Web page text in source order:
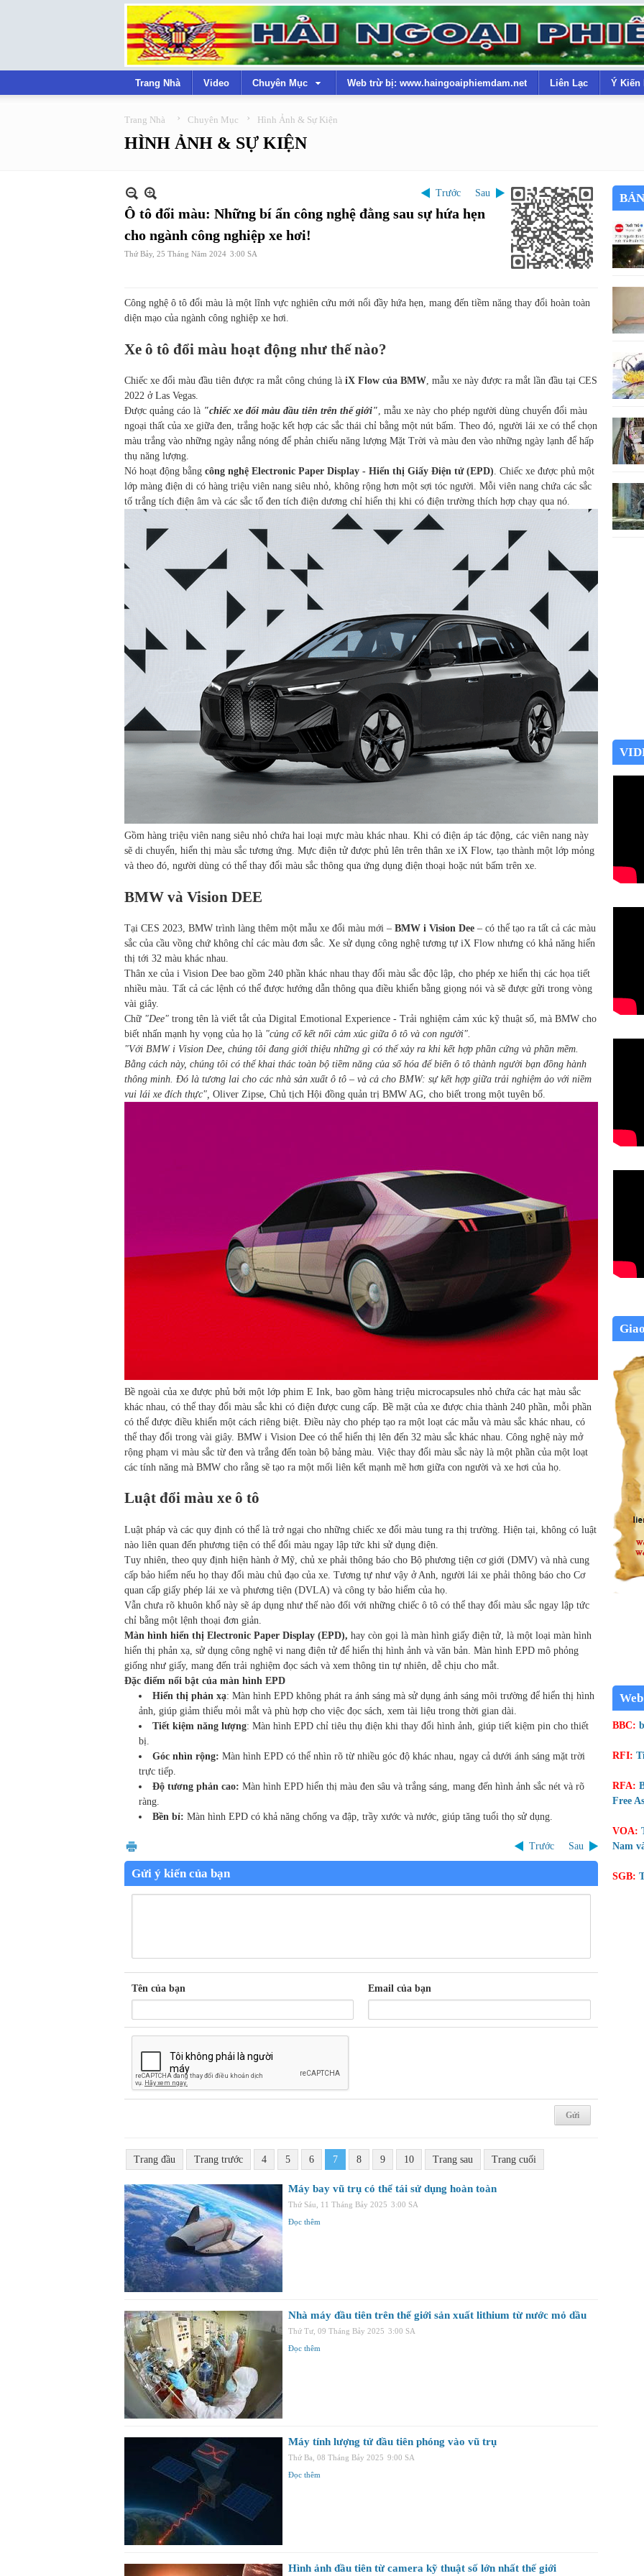
Trang Nhà Video Chuyên Mục Web trừ bị: www.haingoaiphiemdam.net Liên Lạc Ý Kiến
Trang Nhà › Chuyên Mục › Hình Ảnh & Sự Kiện
HÌNH ẢNH & SỰ KIỆN
Trước Sau
Ô tô đổi màu: Những bí ẩn công nghệ đằng sau sự hứa hẹn
cho ngành công nghiệp xe hơi!
Thứ Bảy, 25 Tháng Năm 2024 3:00 SA
Công nghệ ô tô đổi màu là một lĩnh vực nghiên cứu mới nổi đầy hứa hẹn, mang đến tiềm năng thay đổi hoàn toàn
diện mạo của ngành công nghiệp xe hơi.
Xe ô tô đổi màu hoạt động như thế nào?
Chiếc xe đổi màu đầu tiên được ra mắt công chúng là iX Flow của BMW, mẫu xe này được ra mắt lần đầu tại CES
2022 ở Las Vegas.
Được quảng cáo là "chiếc xe đổi màu đầu tiên trên thế giới", mẫu xe này cho phép người dùng chuyển đổi màu
ngoại thất của xe giữa đen, trắng hoặc kết hợp các sắc thái chỉ bằng một nút bấm. Theo đó, người lái xe có thể chọn
màu trắng vào những ngày nắng nóng để phản chiếu năng lượng Mặt Trời và màu đen vào những ngày lạnh để hấp
thụ năng lượng.
Nó hoạt động bằng công nghệ Electronic Paper Display - Hiển thị Giấy Điện tử (EPD). Chiếc xe được phủ một
lớp màng điện di có hàng triệu viên nang siêu nhỏ, không rộng hơn một sợi tóc người. Mỗi viên nang chứa các sắc
tố trắng tích điện âm và các sắc tố đen tích điện dương chỉ hiển thị khi có điện trường thích hợp chạy qua nó.
Gồm hàng triệu viên nang siêu nhỏ chứa hai loại mực màu khác nhau. Khi có điện áp tác động, các viên nang này
sẽ di chuyển, hiển thị màu sắc tương ứng. Mực điện tử được phủ lên trên thân xe iX Flow, tạo thành một lớp mỏng
và theo đó, người dùng có thể thay đổi màu sắc thông qua ứng dụng điện thoại hoặc nút bấm trên xe.
BMW và Vision DEE
Tại CES 2023, BMW trình làng thêm một mẫu xe đổi màu mới – BMW i Vision Dee – có thể tạo ra tất cả các màu
sắc của cầu vồng chứ không chỉ các màu đơn sắc. Xe sử dụng công nghệ tương tự iX Flow nhưng có khả năng hiển
thị tới 32 màu khác nhau.
Thân xe của i Vision Dee bao gồm 240 phần khác nhau thay đổi màu sắc độc lập, cho phép xe hiển thị các họa tiết
nhiều màu. Tất cả các lệnh có thể được hướng dẫn thông qua điều khiển bằng giọng nói và sẽ được gửi trong vòng
vài giây.
Chữ "Dee" trong tên là viết tắt của Digital Emotional Experience - Trải nghiệm cảm xúc kỹ thuật số, mà BMW cho
biết nhấn mạnh hy vọng của họ là "củng cố kết nối cảm xúc giữa ô tô và con người".
"Với BMW i Vision Dee, chúng tôi đang giới thiệu những gì có thể xảy ra khi kết hợp phần cứng và phần mềm.
Bằng cách này, chúng tôi có thể khai thác toàn bộ tiềm năng của số hóa để biến ô tô thành người bạn đồng hành
thông minh. Đó là tương lai cho các nhà sản xuất ô tô – và cả cho BMW: sự kết hợp giữa trải nghiệm ảo với niềm
vui lái xe đích thực", Oliver Zipse, Chủ tịch Hội đồng quản trị BMW AG, cho biết trong một tuyên bố.
Bề ngoài của xe được phủ bởi một lớp phim E Ink, bao gồm hàng triệu microcapsules nhỏ chứa các hạt màu sắc
khác nhau, có thể thay đổi màu sắc khi có điện được cung cấp. Bề mặt của xe được chia thành 240 phần, mỗi phần
có thể được điều khiển một cách riêng biệt. Điều này cho phép tạo ra một loạt các mẫu và màu sắc khác nhau, có
thể thay đổi trong vài giây. BMW i Vision Dee có thể hiển thị lên đến 32 màu sắc khác nhau. Công nghệ này mở
rộng phạm vi màu sắc từ đen và trắng đến toàn bộ bảng màu. Việc thay đổi màu sắc này là một phần của một loạt
các tính năng mà BMW cho rằng sẽ tạo ra một mối liên kết mạnh mẽ hơn giữa con người và xe hơi của họ.
Luật đổi màu xe ô tô
Luật pháp và các quy định có thể là trở ngại cho những chiếc xe đổi màu tung ra thị trường. Hiện tại, không có luật
nào liên quan đến phương tiện có thể đổi màu ngay lập tức khi sử dụng điện.
Tuy nhiên, theo quy định hiện hành ở Mỹ, chủ xe phải thông báo cho Bộ phương tiện cơ giới (DMV) và nhà cung
cấp bảo hiểm nếu họ thay đổi màu chủ đạo của xe. Tương tự như vậy ở Anh, người lái xe phải thông báo cho Cơ
quan cấp giấy phép lái xe và phương tiện (DVLA) và công ty bảo hiểm của họ.
Vẫn chưa rõ khuôn khổ này sẽ áp dụng như thế nào đối với những chiếc ô tô có thể thay đổi màu sắc ngay lập tức
chỉ bằng một lệnh thoại đơn giản.
Màn hình hiển thị Electronic Paper Display (EPD), hay còn gọi là màn hình giấy điện tử, là một loại màn hình
hiển thị phản xạ, sử dụng công nghệ vi nang điện tử để hiển thị hình ảnh và văn bản. Màn hình EPD mô phỏng
giống như giấy, mang đến trải nghiệm đọc sách và xem thông tin tự nhiên, dễ chịu cho mắt.
Đặc điểm nổi bật của màn hình EPD
Hiển thị phản xạ: Màn hình EPD không phát ra ánh sáng mà sử dụng ánh sáng môi trường để hiển thị hình
ảnh, giúp giảm thiểu mỏi mắt và phù hợp cho việc đọc sách, xem tài liệu trong thời gian dài.
Tiết kiệm năng lượng: Màn hình EPD chỉ tiêu thụ điện khi thay đổi hình ảnh, giúp tiết kiệm pin cho thiết
bị.
Góc nhìn rộng: Màn hình EPD có thể nhìn rõ từ nhiều góc độ khác nhau, ngay cả dưới ánh sáng mặt trời
trực tiếp.
Độ tương phản cao: Màn hình EPD hiển thị màu đen sâu và trắng sáng, mang đến hình ảnh sắc nét và rõ
ràng.
Bền bỉ: Màn hình EPD có khả năng chống va đập, trầy xước và nước, giúp tăng tuổi thọ sử dụng.
Trước Sau
Gửi ý kiến của bạn
Tên của bạn Email của bạn
Trang đầu Trang trước 4 5 6 7 8 9 10 Trang sau Trang cuối
Máy bay vũ trụ có thể tái sử dụng hoàn toàn
Thứ Sáu, 11 Tháng Bảy 2025 3:00 SA
Đọc thêm
Nhà máy đầu tiên trên thế giới sản xuất lithium từ nước mỏ dầu
Thứ Tư, 09 Tháng Bảy 2025 3:00 SA
Đọc thêm
Máy tính lượng tử đầu tiên phóng vào vũ trụ
Thứ Ba, 08 Tháng Bảy 2025 9:00 SA
Đọc thêm
Hình ảnh đầu tiên từ camera kỹ thuật số lớn nhất thế giới
BBC:
RFI:
RFA:
Free
VOA:
Nam
SGB: